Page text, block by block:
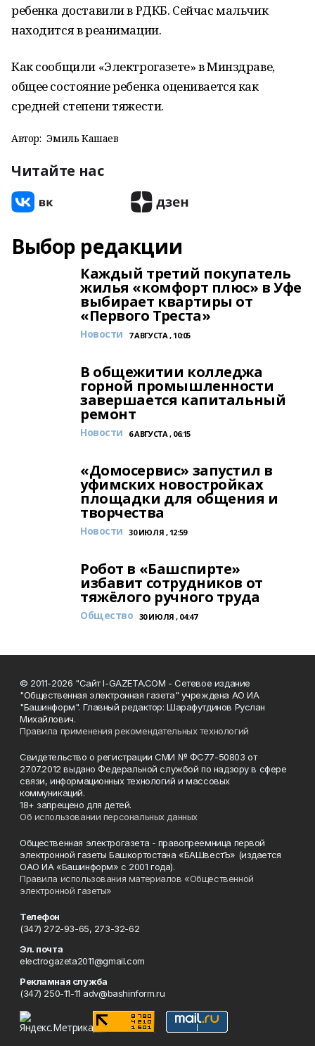
ребенка доставили в РДКБ. Сейчас мальчик
находится в реанимации.
Как сообщили «Электрогазете» в Минздраве,
общее состояние ребенка оценивается как
средней степени тяжести.
Автор: Эмиль Кашаев
Читайте нас
Выбор редакции
Каждый третий покупатель
жилья «комфорт плюс» в Уфе
выбирает квартиры от
«Первого Треста»
Новости 7 АВГУСТА , 10:05
В общежитии колледжа
горной промышленности
завершается капитальный
ремонт
Новости 6 АВГУСТА , 06:15
«Домосервис» запустил в
уфимских новостройках
площадки для общения и
творчества
Новости 30 ИЮЛЯ , 12:59
Робот в «Башспирте»
избавит сотрудников от
тяжёлого ручного труда
Общество 30 ИЮЛЯ , 04:47
© 2011-2026 "Сайт I-GAZETA.COM - Сетевое издание
"Общественная электронная газета" учреждена АО ИА
"Башинформ". Главный редактор: Шарафутдинов Руслан
Михайлович.
Правила применения рекомендательных технологий
Свидетельство о регистрации СМИ № ФС77-50803 от
27.07.2012 выдано Федеральной службой по надзору в сфере
связи, информационных технологий и массовых
коммуникаций.
18+ запрещено для детей.
Об использовании персональных данных
Общественная электрогазета - правопреемница первой
электронной газеты Башкортостана «БАШвестЪ» (издается
ОАО ИА «Башинформ» с 2001 года).
Правила использования материалов «Общественной
электронной газеты»
Телефон
(347) 272-93-65, 273-32-62
Эл. почта
electrogazeta2011@gmail.com
Рекламная служба
(347) 250-11-11 adv@bashinform.ru